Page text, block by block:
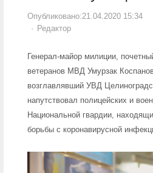
Опубликовано:21.04.2020 15:34
Author
Редактор
Генерал-майор милиции,
ветеранов МВД Умурзак
возглавлявший УВД
напутствовал полицейских и
Национальной гвардии,
борьбы с коронавирусной